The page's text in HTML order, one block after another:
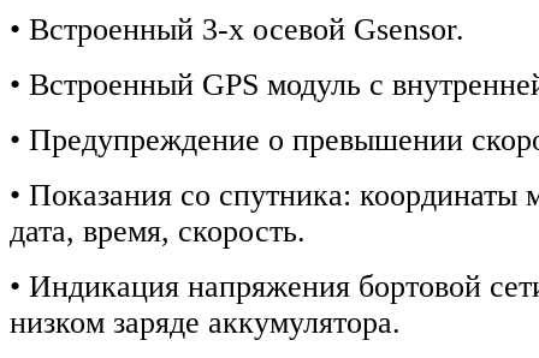
• Встроенный 3-х осевой Gsensor.
• Встроенный GPS модуль с
• Предупреждение о превышении
• Показания со спутника: координаты
дата, время, скорость.
• Индикация напряжения бортовой
низком заряде аккумулятора.